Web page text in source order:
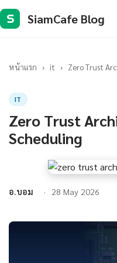
S SiamCafe Blog
หน้าแรก › it › Zero Trust
IT
Zero Trust
Scheduling
อ.บอม 28 May 2026